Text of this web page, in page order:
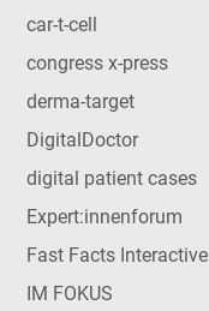
car-t-cell
congress x-press
derma-target
DigitalDoctor
digital patient cases
Expert:innenforum
Fast Facts Interactive
IM FOKUS